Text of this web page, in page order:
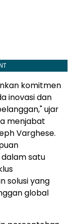
komitmen
inovasi dan
ujar
menjabat
Varghese.
satu
solusi yang
global